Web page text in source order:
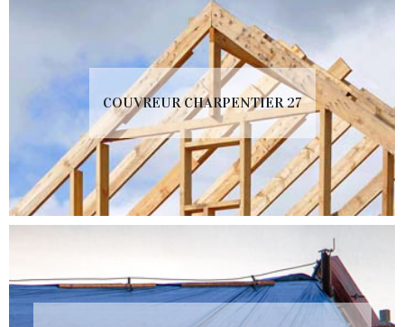
COUVREUR CHARPENTIER 27